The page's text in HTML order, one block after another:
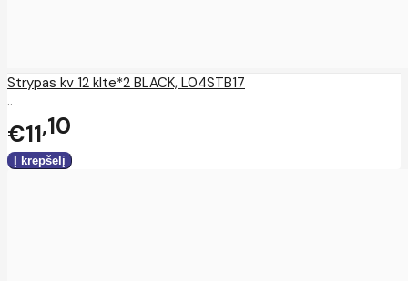
Strypas kv 12 klte*2 BLACK, L04STB17
..
€11 10